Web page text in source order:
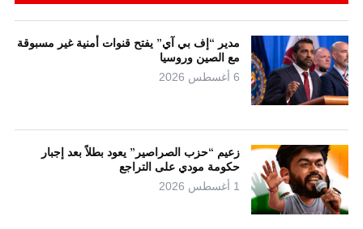
مدير “إف بي آي” يفتح قنوات أمنية غير مسبوقة
مع الصين وروسيا
6 أغسطس 2026
زعيم “حزب الصراصير” يعود بطلاً بعد إجبار
حكومة مودي على التراجع
1 أغسطس 2026